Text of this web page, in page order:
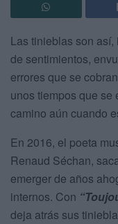
Las tinieblas son
de sentimientos,
errores que se
unos tiempos que se
camino aún cuando
En 2016, el poeta
Renaud Séchan,
emerger de años
internos. Con
deja atrás sus